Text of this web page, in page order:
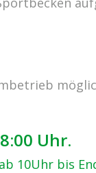
Tickets
Uhr.
10Uhr bis